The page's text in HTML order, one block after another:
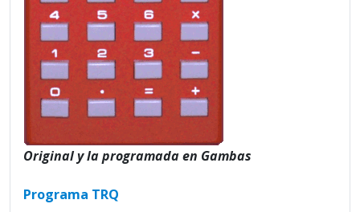
Original y la programada en Gambas
Programa TRQ